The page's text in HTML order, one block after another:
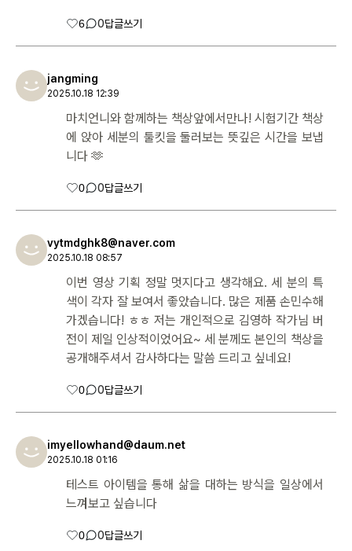
6 0답글쓰기
jangming
2025.10.18 12:39
마치언니와 함께하는 책상앞에서만나! 시험기간 책상
에 앉아 세분의 툴킷을 둘러보는 뜻깊은 시간을 보냅
니다 🫶
0 0답글쓰기
vytmdghk8@naver.com
2025.10.18 08:57
이번 영상 기획 정말 멋지다고 생각해요. 세 분의 특
색이 각자 잘 보여서 좋았습니다. 많은 제품 손민수해
가겠습니다! ㅎㅎ 저는 개인적으로 김영하 작가님 버
전이 제일 인상적이었어요~ 세 분께도 본인의 책상을
공개해주셔서 감사하다는 말씀 드리고 싶네요!
0 0답글쓰기
imyellowhand@daum.net
2025.10.18 01:16
테스트 아이템을 통해 삶을 대하는 방식을 일상에서
느껴보고 싶습니다
0 0답글쓰기